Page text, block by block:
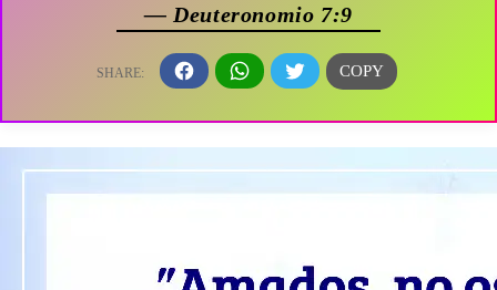
— Deuteronomio 7:9